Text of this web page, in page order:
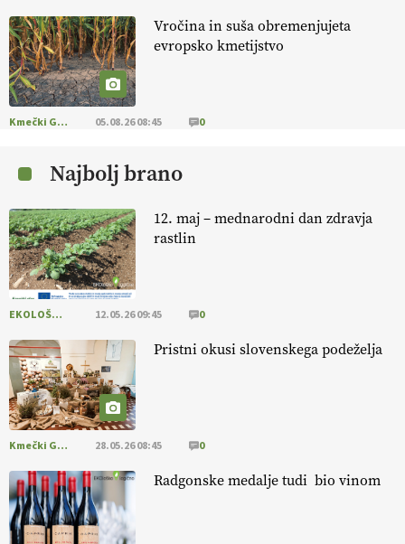
KMETIJSKA LIGA PRVAKOV: UKRAJINA vs.
EVROPA
EKOloško = logično: ekološka kmetija
B'ZGAR
EKOloško = logično: VLOG Okus je
EKOloško = logično: ekološka kmetija PR'
RAKARI
EKOloško = logično: vinogradniško in
vinarsko posestvo DUCAL
Vročina in suša obremenjujeta
evropsko kmetijstvo
Kmečki Glas 05.08.26 08:45 0
Najbolj brano
12. maj – mednarodni dan zdravja
rastlin
EKOLOŠKO LOGIČNO 12.05.26 09:45 0
Pristni okusi slovenskega podeželja
Kmečki Glas 28.05.26 08:45 0
Radgonske medalje tudi bio vinom